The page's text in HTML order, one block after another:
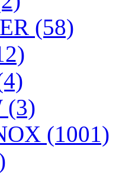
(58)
(3)
(1001)